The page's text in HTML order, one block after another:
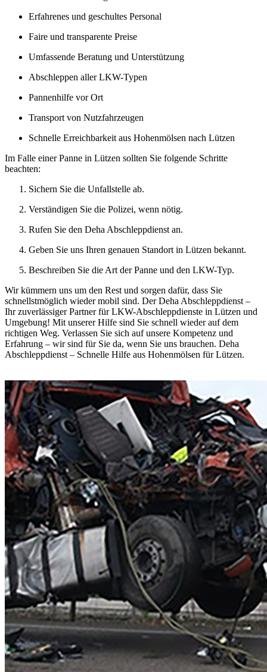
Erfahrenes und geschultes Personal
Faire und transparente Preise
Umfassende Beratung und Unterstützung
Abschleppen aller LKW-Typen
Pannenhilfe vor Ort
Transport von Nutzfahrzeugen
Schnelle Erreichbarkeit aus Hohenmölsen nach Lützen
Im Falle einer Panne in Lützen sollten Sie folgende Schritte
beachten:
Sichern Sie die Unfallstelle ab.
Verständigen Sie die Polizei, wenn nötig.
Rufen Sie den Deha Abschleppdienst an.
Geben Sie uns Ihren genauen Standort in Lützen bekannt.
Beschreiben Sie die Art der Panne und den LKW-Typ.
Wir kümmern uns um den Rest und sorgen dafür, dass Sie
schnellstmöglich wieder mobil sind. Der Deha Abschleppdienst –
Ihr zuverlässiger Partner für LKW-Abschleppdienste in Lützen und
Umgebung! Mit unserer Hilfe sind Sie schnell wieder auf dem
richtigen Weg. Verlassen Sie sich auf unsere Kompetenz und
Erfahrung – wir sind für Sie da, wenn Sie uns brauchen. Deha
Abschleppdienst – Schnelle Hilfe aus Hohenmölsen für Lützen.